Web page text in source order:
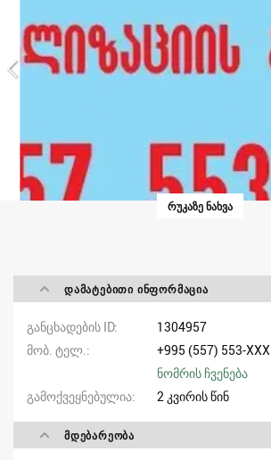
ᲠᲣᲙᲐᲖᲔ ᲜᲐᲮᲕᲐ
ᲓᲐᲛᲐᲢᲔᲑᲘᲗᲘ ᲘᲜᲤᲝᲠᲛᲐᲪᲘᲐ
განცხადების ID
1304957
მობ. ტელ.
+995 (557) 553-XXX
ნომრის ჩვენება
გამოქვეყნებულია
2 კვირის წინ
ᲛᲓᲔᲑᲐᲠᲔᲝᲑᲐ